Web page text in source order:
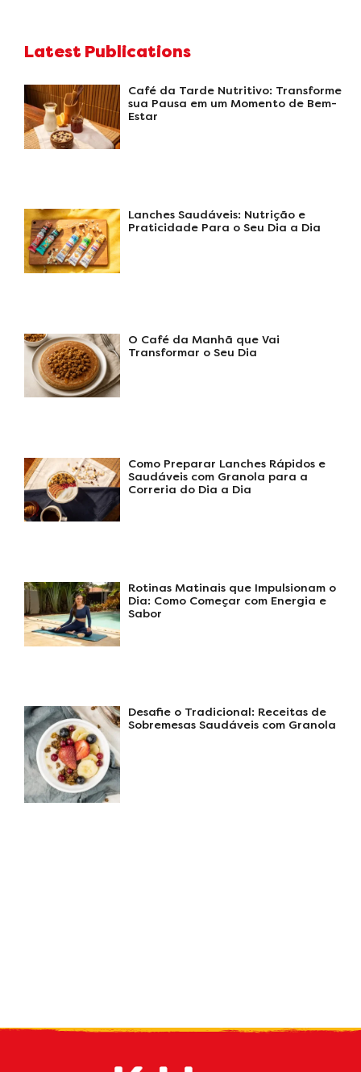
Latest Publications
Café da Tarde Nutritivo: Transforme
sua Pausa em um Momento de Bem-
Estar
Lanches Saudáveis: Nutrição e
Praticidade Para o Seu Dia a Dia
O Café da Manhã que Vai
Transformar o Seu Dia
Como Preparar Lanches Rápidos e
Saudáveis com Granola para a
Correria do Dia a Dia
Rotinas Matinais que Impulsionam o
Dia: Como Começar com Energia e
Sabor
Desafie o Tradicional: Receitas de
Sobremesas Saudáveis com Granola